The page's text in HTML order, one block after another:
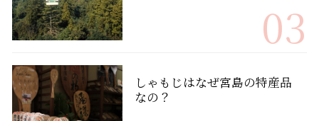
03
しゃもじはなぜ宮島の特産品
なの？